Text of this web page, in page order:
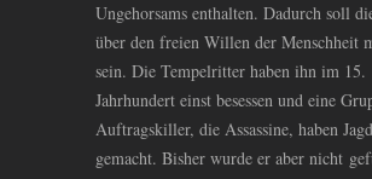
Ungehorsams enthalten. Dadurch soll
über den freien Willen der Menschheit
sein. Die Tempelritter haben ihn im 15.
Jahrhundert einst besessen und eine
Auftragskiller, die Assassine, haben
gemacht. Bisher wurde er aber nicht